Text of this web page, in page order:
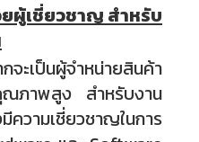
ผู้เชี่ยวชาญ สำหรับ
ะเป็นผู้จำหน่ายสินค้า
ภาพสูง สำหรับงาน
วามเชี่ยวชาญในการ